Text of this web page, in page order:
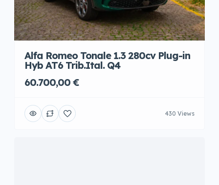
Alfa Romeo Tonale 1.3 280cv Plug-in
Hyb AT6 Trib.Ital. Q4
60.700,00 €
430 Views